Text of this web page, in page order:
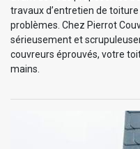
travaux d’entretien de
problèmes. Chez Pierrot
sérieusement et
couvreurs éprouvés, votre
mains.